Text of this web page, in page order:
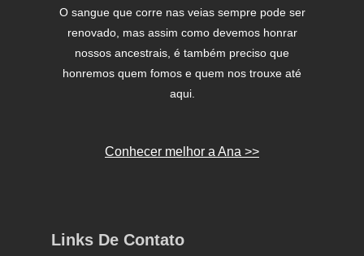
O sangue que corre nas veias sempre pode ser
renovado, mas assim como devemos honrar
nossos ancestrais, é também preciso que
honremos quem fomos e quem nos trouxe até
aqui.
Conhecer melhor a Ana >>
Links De Contato